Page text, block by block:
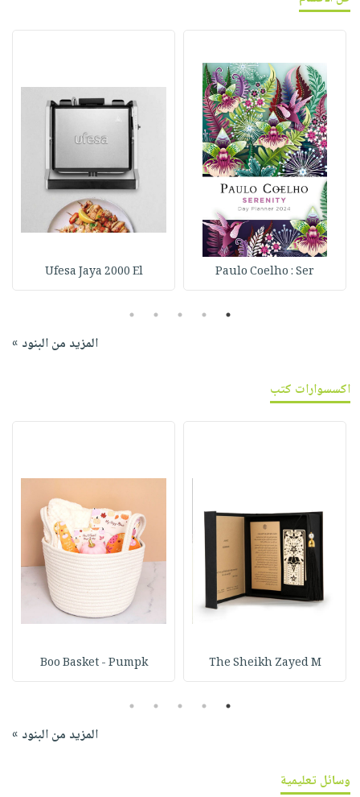
Paulo Coelho : Ser
Ufesa Jaya 2000 El
1
2
3
4
5
المزيد من البنود »
اكسسوارات كتب
The Sheikh Zayed M
Boo Basket - Pumpk
1
2
3
4
5
المزيد من البنود »
وسائل تعليمية